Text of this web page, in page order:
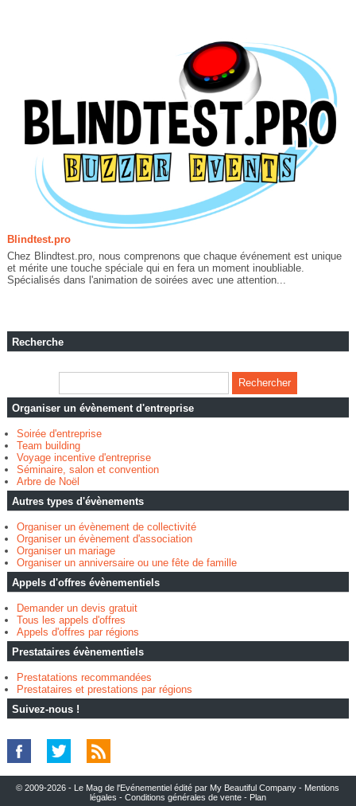
Blindtest.pro
Chez Blindtest.pro, nous comprenons que chaque événement est unique
et mérite une touche spéciale qui en fera un moment inoubliable.
Spécialisés dans l'animation de soirées avec une attention...
Recherche
Organiser un évènement d'entreprise
Soirée d'entreprise
Team building
Voyage incentive d'entreprise
Séminaire, salon et convention
Arbre de Noël
Autres types d'évènements
Organiser un évènement de collectivité
Organiser un évènement d'association
Organiser un mariage
Organiser un anniversaire ou une fête de famille
Appels d'offres évènementiels
Demander un devis gratuit
Tous les appels d'offres
Appels d'offres par régions
Prestataires évènementiels
Prestatations recommandées
Prestataires et prestations par régions
Suivez-nous !
© 2009-2026 - Le Mag de l'Evénementiel édité par My Beautiful Company - Mentions
légales - Conditions générales de vente- Plan